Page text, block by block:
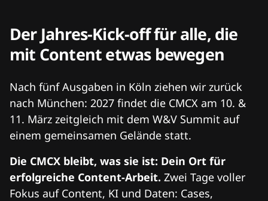
Der Jahres-Kick-off für alle, die
mit Content etwas bewegen
Nach fünf Ausgaben in Köln ziehen wir zurück
nach München: 2027 findet die CMCX am 10. &
11. März zeitgleich mit dem W&V Summit auf
einem gemeinsamen Gelände statt.
Die CMCX bleibt, was sie ist: Dein Ort für
erfolgreiche Content-Arbeit. Zwei Tage voller
Fokus auf Content, KI und Daten: Cases,